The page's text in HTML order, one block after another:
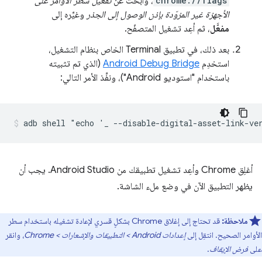
الأجهزة غير المزوّدة بإذن الوصول إلى الجذر وغيِّره إلى
مفعَّل، ثم أعِد تشغيل المتصفّح.
بعد ذلك، في تطبيق Terminal الخاص بنظام التشغيل،
استخدِم Android Debug Bridge (الذي تم تثبيته
باستخدام "استوديو Android")، ونفِّذ الأمر التالي:
أغلِق Chrome وأعِد تشغيل تطبيقك من Android Studio. يجب أن
يظهر التطبيق الآن في وضع ملء الشاشة.
ملاحظة:
قد تحتاج إلى إغلاق Chrome بشكلٍ قسري لإعادة تشغيله باستخدام سطر
الأوامر الصحيح. انتقِل إلىإعدادات Android > التطبيقات والإشعارات > Chrome
، وانقر
علىفرض الإيقاف.